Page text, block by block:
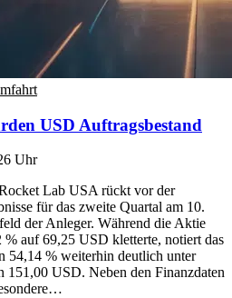
USD Auftragsbestand
Uhr
Lab USA rückt vor der
für das zweite Quartal am 10.
der Anleger. Während die Aktie
auf 69,25 USD kletterte, notiert das
54,14 % weiterhin deutlich unter
151,00 USD. Neben den Finanzdaten